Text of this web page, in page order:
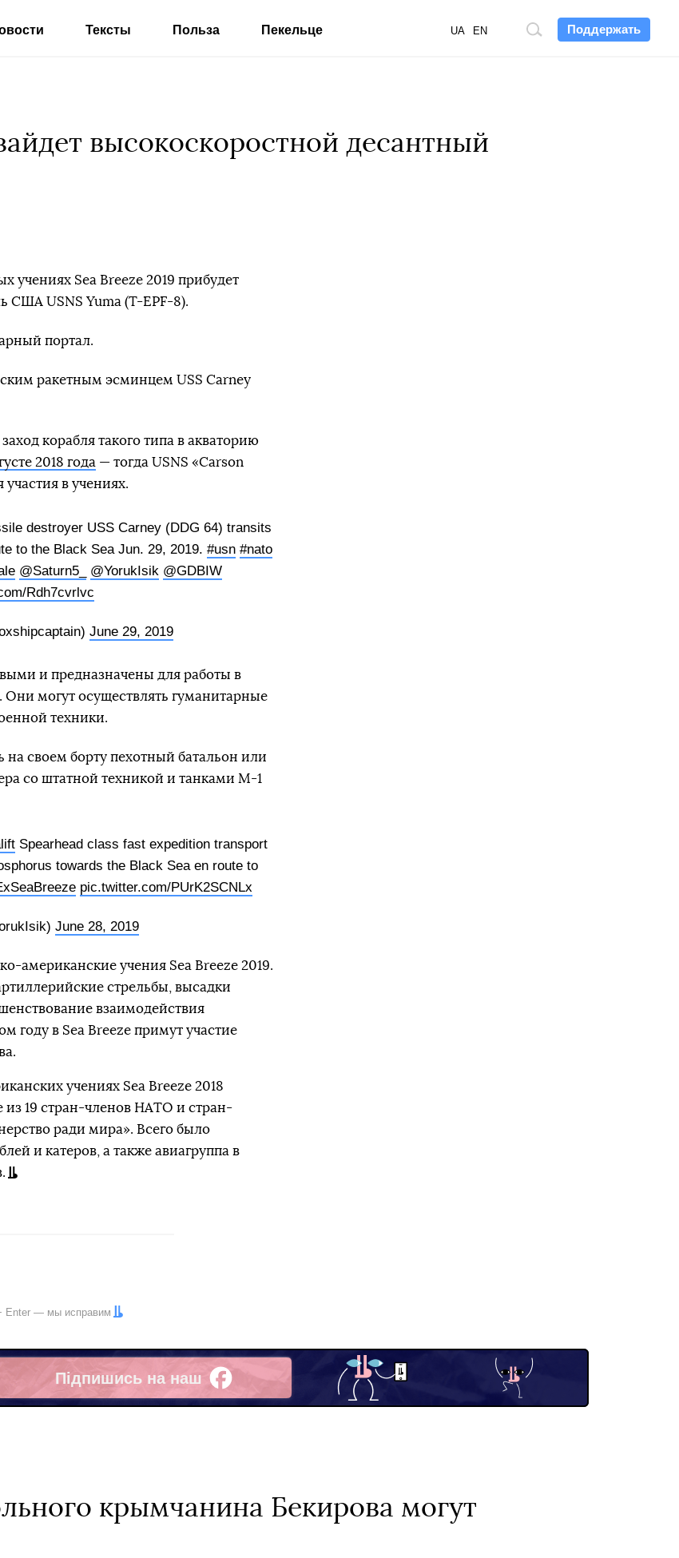
Поддержать
Поиск
UA EN
Тексты Польза Пекельце
высокоскоростной десантный
учениях Sea Breeze 2019 прибудет
США USNS Yuma (T-EPF-8).
портал.
ракетным эсминцем USS Carney
корабля такого типа в акваторию
2018 года — тогда USNS «Carson
в учениях.
destroyer USS Carney (DDG 64) transits
to the Black Sea Jun. 29, 2019. #usn #nato
@Saturn5_ @YorukIsik @GDBIW
Rdh7cvrlvc
June 29, 2019
и предназначены для работы в
могут осуществлять гуманитарные
техники.
на своем борту пехотный батальон или
со штатной техникой и танками M-1
Spearhead class fast expedition transport
towards the Black Sea en route to
pic.twitter.com/PUrK2SCNLx
June 28, 2019
американские учения Sea Breeze 2019.
стрельбы, высадки
взаимодействия
году в Sea Breeze примут участие
учениях Sea Breeze 2018
19 стран-членов НАТО и стран-
ради мира». Всего было
и катеров, а также авиагруппа в
Enter — мы исправим
Підпишись на наш
Facebook
крымчанина Бекирова могут